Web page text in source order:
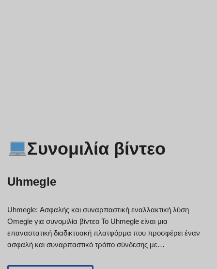
Συνομιλία βίντεο
Uhmegle
Uhmegle: Ασφαλής και συναρπαστική εναλλακτική λύση
Omegle για συνομιλία βίντεο Το Uhmegle είναι μια
επαναστατική διαδικτυακή πλατφόρμα που προσφέρει έναν
ασφαλή και συναρπαστικό τρόπο σύνδεσης με…